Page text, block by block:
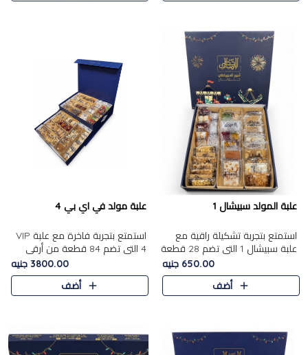
علبة المولد سبيشال 1
استمتع بتجربة تشكيلة راقية مع
علبة سبيشال 1 التي تضم 28 قطعة
من تشكيلة مختارة بعناية من أفخر
حلويات المولد المصرية الأصلية
الشرقية. تحتوي ال..
650.00 جنيه
أضف
علبة مولد في اي بي 4
استمتع بتجربة فاخرة مع علبة VIP
4 التي تضم 84 قطعة من أرقى
حلويات المولد الشرقية، في تشكيلة
غنية تجمع بين الحلويات التقليدية
والمكسرات الفاخرة. تحتوي العلبة
3800.00 جنيه
أضف